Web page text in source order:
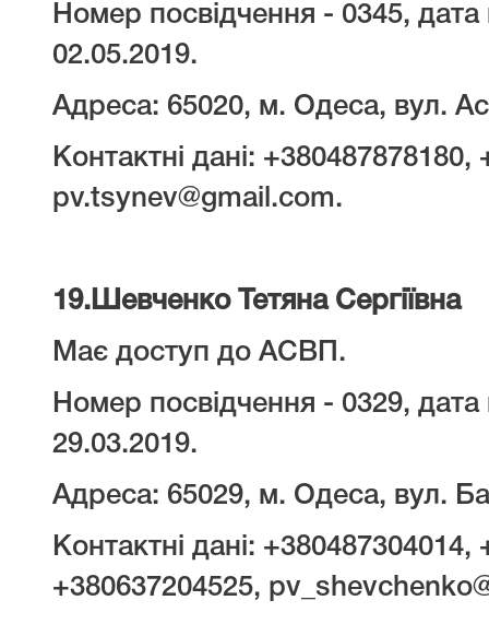
Номер посвідчення - 0345, дата
02.05.2019.
Адреса: 65020, м. Одеса, вул.
Контактні дані: +380487878180,
pv.tsynev@gmail.com.
19. Шевченко Тетяна Сергіївна
Має доступ до АСВП.
Номер посвідчення - 0329, дата
29.03.2019.
Адреса: 65029, м. Одеса, вул.
Контактні дані: +380487304014,
+380637204525,